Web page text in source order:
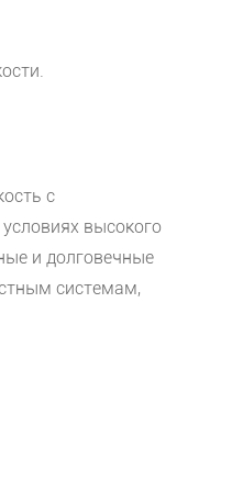
с
высокого
и долговечные
системам,